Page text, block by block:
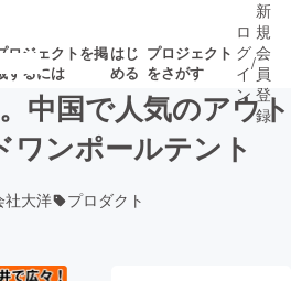
ロジェクトを掲
するには
はじ
める
プロジェクト
をさがす
着プロ
募集終了が近いプ
ロジェクト
ロ
グ
イ
ン
/
新
規
会
員
登
録
中国で人気のアウト
ワンポールテント
社大洋 プロダクト